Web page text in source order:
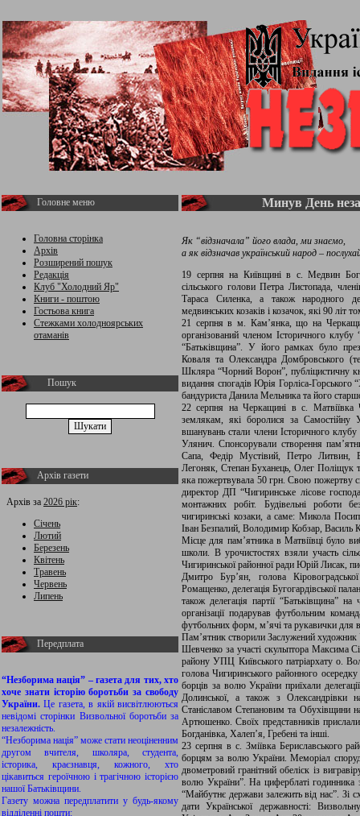
Головне меню
Головна сторінка
Архів
Розширений пошук
Редакція
Клуб "Холодний Яр"
Книги - поштою
Гостьова книга
Стежками холодноярських
отаманів
Пошук
Архів газети
Архів за 2026 рік:
Січень
Лютий
Березень
Квітень
Травень
Червень
Липень
Передплата
“Незборима нація” – газета для тих, хто
хоче знати історію боротьби за свободу
України.Це газета, в якій висвітлюються
невідомі сторінки Визвольної боротьби за
незалежність.
“Незборима нація” може стати неоціненним
другом вчителя, школяра, студента,
історика, краєзнавця, кожного, хто
цікавиться героїчною і трагічною історією
нашої Батьківщини.
Газету можна передплатити у будь-якому
відділенні пошти:
Минув День
Як “відзначала” його влада, ми знаємо,
а як відзначав український народ –
19 серпня на Київщині в с. Медвин
сільського голови Петра Листопада,
Тараса Силенка, а також народного
медвинських козаків і козачок, які 90 літ
21 серпня в м. Кам’янка, що на
організований членом Історичного
“Батьківщина”. У його рамках було
Коваля та Олександра Домбровського
Шкляра “Чорний Ворон”, публіцистичну
видання спогадів Юрія Горліса-
бандуриста Данила Мельника та його
22 серпня на Черкащині в с. Матвіївка
землякам, які боролися за Самостійну
вшанувань стали члени Історичного
Улянич. Спонсорували створення
Сапа, Федір Мустівий, Петро Литвин,
Легоняк, Степан Буханець, Олег Поліщук
яка пожертвувала 50 грн. Свою пожертву
директор ДП “Чигиринське лісове
монтажних робіт. Будівельні роботи
чигиринські козаки, а саме: Микола
Іван Безпалий, Володимир Кобзар, Василь
Місце для пам’ятника в Матвіївці було
школи. В урочистостях взяли участь
Чигиринської районної ради Юрій Лисак,
Дмитро Бур’ян, голова
Ромащенко, делегація Бугогардівської
також делегація партії “Батьківщина”
організації подарував футбольним
футбольних форм, м’ячі та рукавички для
Пам’ятник створили Заслужений художник
Шевченко за участі скульптора Максима
району УПЦ Київського патріархату о.
голова Чигиринського районного
борців за волю України приїхали
Долинської, а також з Олександрівки
Станіславом Степановим та Обухівщини
Артюшенко. Своїх представників
Богданівка, Халеп’я, Гребені та інші.
23 серпня в с. Зміївка Бериславського
борцям за волю України. Меморіал
двометровий гранітний обеліск із
волю України”. На циферблаті годинника
“Майбутнє держави залежить від нас”. Зі
дати Української державності: